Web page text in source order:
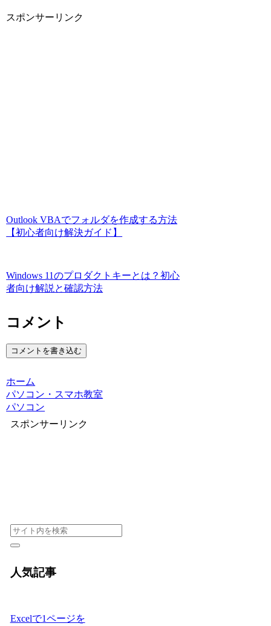
スポンサーリンク
Outlook VBAでフォルダを作成する方法
【初心者向け解決ガイド】
Windows 11のプロダクトキーとは？初心
者向け解説と確認方法
コメント
コメントを書き込む
ホーム
パソコン・スマホ教室
パソコン
スポンサーリンク
人気記事
Excelで1ページを